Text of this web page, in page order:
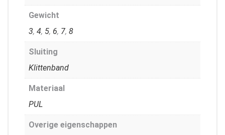
Gewicht
3, 4, 5, 6, 7, 8
Sluiting
Klittenband
Materiaal
PUL
Overige eigenschappen